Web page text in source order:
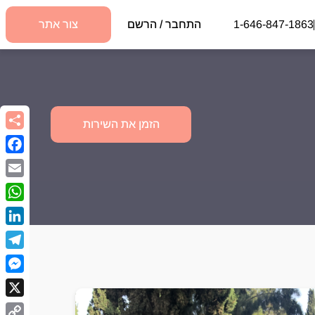
1-646-847-1863 התחבר / הרשם צור אתר
הזמן את השירות
X